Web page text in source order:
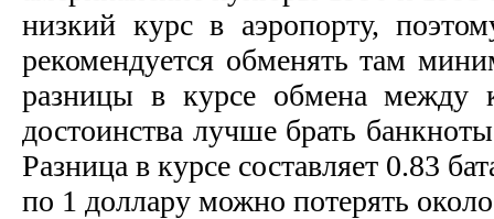
низкий курс в аэропорту,
рекомендуется обменять там
разницы в курсе обмена между
достоинства лучше брать
Разница в курсе составляет 0.83
по 1 доллару можно потерять